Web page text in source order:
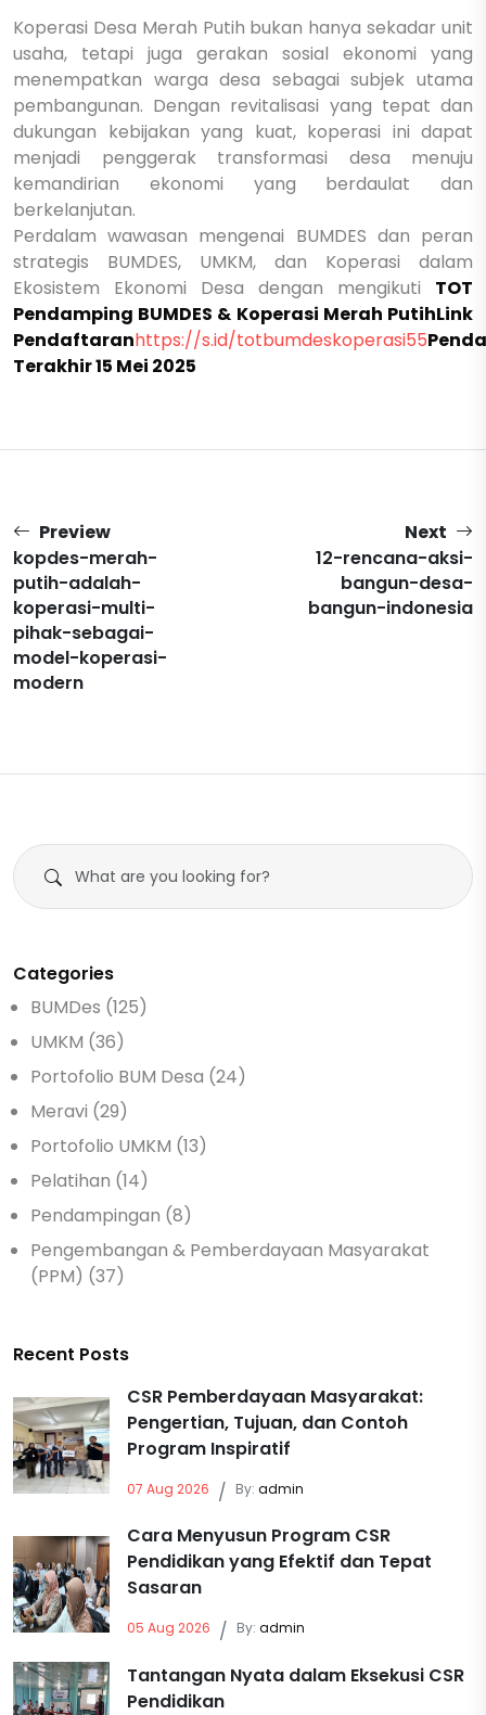
Koperasi Desa Merah Putih bukan hanya sekadar unit
usaha, tetapi juga gerakan sosial ekonomi yang
menempatkan warga desa sebagai subjek utama
pembangunan. Dengan revitalisasi yang tepat dan
dukungan kebijakan yang kuat, koperasi ini dapat
menjadi penggerak transformasi desa menuju
kemandirian ekonomi yang berdaulat dan
berkelanjutan.
Perdalam wawasan mengenai BUMDES dan peran
strategis BUMDES, UMKM, dan Koperasi dalam
Ekosistem Ekonomi Desa dengan mengikuti TOT
Pendamping BUMDES & Koperasi Merah PutihLink
Pendaftaranhttps://s.id/totbumdeskoperasi55
Terakhir 15 Mei 2025
Preview
kopdes-merah-
putih-adalah-
koperasi-multi-
pihak-sebagai-
model-koperasi-
modern
Next
12-rencana-aksi-
bangun-desa-
bangun-indonesia
Categories
BUMDes (125)
UMKM (36)
Portofolio BUM Desa (24)
Meravi (29)
Portofolio UMKM (13)
Pelatihan (14)
Pendampingan (8)
Pengembangan & Pemberdayaan Masyarakat
(PPM) (37)
Recent Posts
CSR Pemberdayaan Masyarakat:
Pengertian, Tujuan, dan Contoh
Program Inspiratif
07 Aug 2026 / By: admin
Cara Menyusun Program CSR
Pendidikan yang Efektif dan Tepat
Sasaran
05 Aug 2026 / By: admin
Tantangan Nyata dalam Eksekusi CSR
Pendidikan